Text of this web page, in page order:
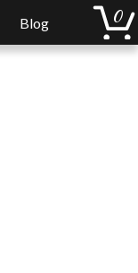
Blog